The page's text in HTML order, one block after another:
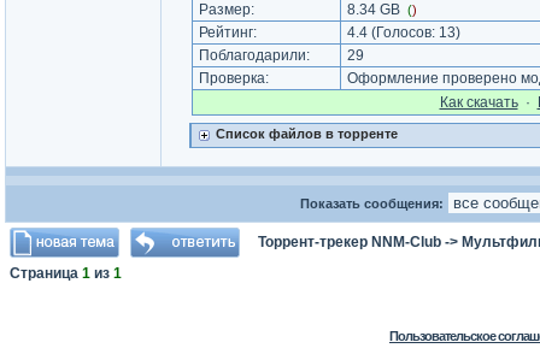
Размер:
8.34 GB ()
Рейтинг: 4.4(Голосов: 13)
Поблагодарили:
29
Проверка:
Оформление проверено
Как cкачать·
Список файлов в торренте
Показать сообщения:
Торрент-трекер NNM-Club ->
Страница 1 из 1
Пользовательское